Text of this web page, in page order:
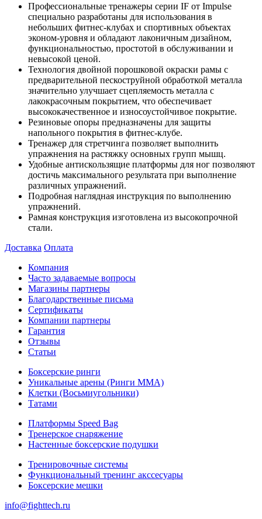
Профессиональные тренажеры серии IF от Impulse
специально разработаны для использования в
небольших фитнес-клубах и спортивных объектах
эконом-уровня и обладают лаконичным дизайном,
функциональностью, простотой в обслуживании и
невысокой ценой.
Технология двойной порошковой окраски рамы с
предварительной пескоструйной обработкой металла
значительно улучшает сцепляемость металла с
лакокрасочным покрытием, что обеспечивает
высококачественное и износоустойчивое покрытие.
Резиновые опоры предназначены для защиты
напольного покрытия в фитнес-клубе.
Тренажер для стретчинга позволяет выполнить
упражнения на растяжку основных групп мышц.
Удобные антискользящие платформы для ног позволяют
достичь максимального результата при выполнение
различных упражнений.
Подробная наглядная инструкция по выполнению
упражнений.
Рамная конструкция изготовлена из высокопрочной
стали.
Доставка Оплата
Компания
Часто задаваемые вопросы
Магазины партнеры
Благодарственные письма
Сертификаты
Компании партнеры
Гарантия
Отзывы
Статьи
Боксерские ринги
Уникальные арены (Ринги ММА)
Клетки (Восьмиугольники)
Татами
Платформы Speed Bag
Тренерское снаряжение
Настенные боксерские подушки
Тренировочные системы
Функциональный тренинг акссесуары
Боксерские мешки
info@fighttech.ru